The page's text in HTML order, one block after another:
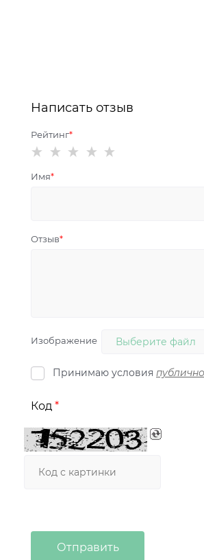
Написать отзыв
Рейтинг
Имя
Отзыв
Изображение Выберите файл
Принимаю условия
Код